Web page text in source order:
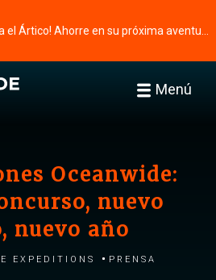
Menú
Oceanwide:
nuevo
nuevo año
Expeditions Prensa